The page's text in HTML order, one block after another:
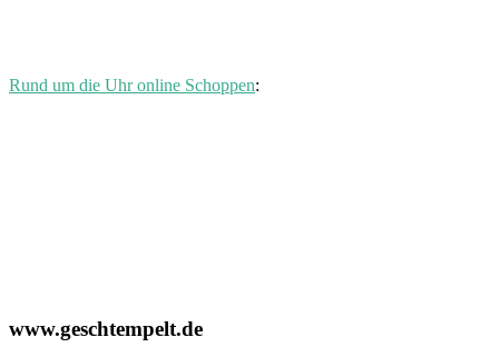
Rund um die Uhr online Schoppen:
www.geschtempelt.de